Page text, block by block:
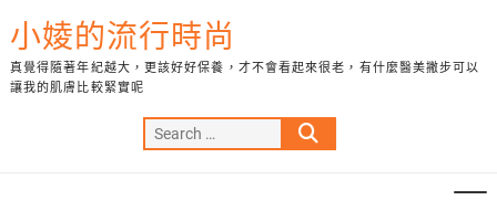
to
content
小婈的流行時尚
真覺得隨著年紀越大，更該好好保養，才不會看起來很老，有什麼醫美撇步可以
讓我的肌膚比較緊實呢
Search
…